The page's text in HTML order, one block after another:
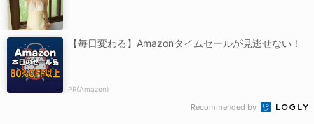
【毎日変わる】Amazonタイムセールが見逃せない！
PR(Amazon)
Recommended by